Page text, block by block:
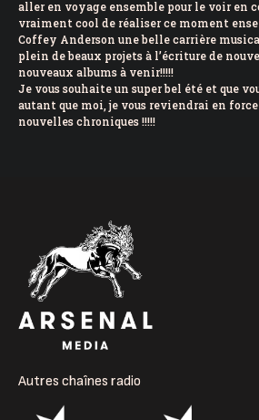
aller en voyage ensemble pour le voir en
vraiment cool de réaliser ce moment
Coffey Anderson une belle carrière
plein de beaux projets à l’écriture de
nouveaux albums à venir!!!!!
Je vous souhaite un super bel été et que
autant que moi, je vous reviendrai en
nouvelles chroniques !!!!!
Autres chaînes radio